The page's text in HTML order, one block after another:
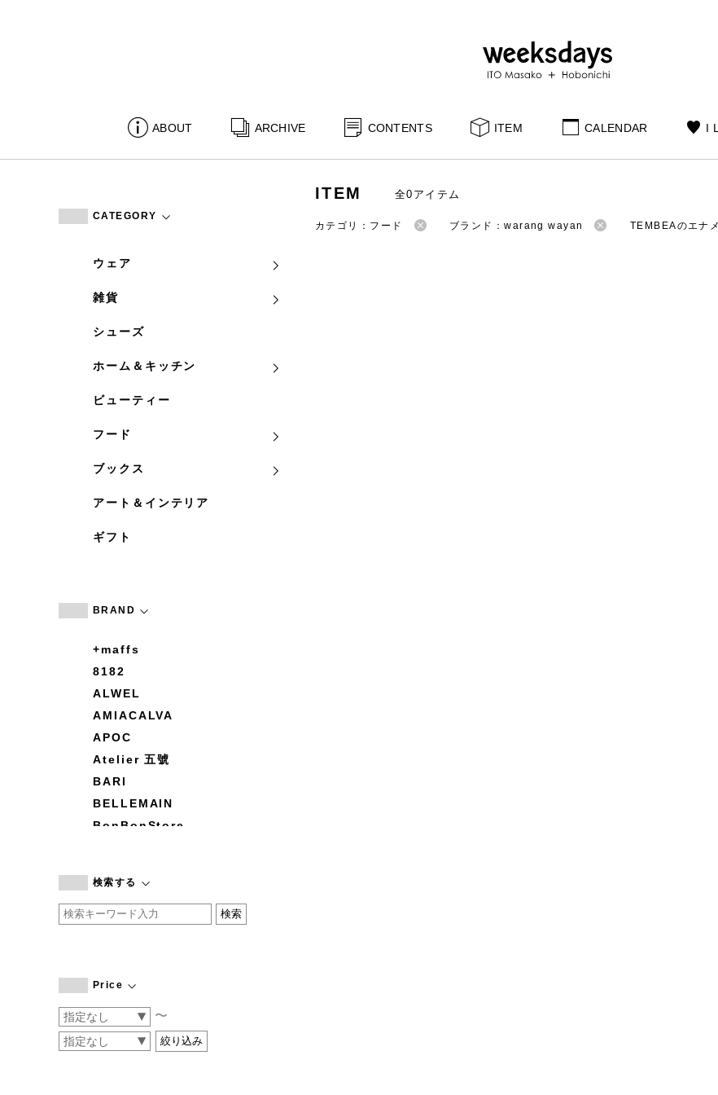
ABOUT ARCHIVE CONTENTS ITEM CALENDAR I
CATEGORY
ウェア
雑貨
シューズ
ホーム＆キッチン
ビューティー
フード
ブックス
アート＆インテリア
ギフト
BRAND
+maffs
8182
ALWEL
AMIACALVA
APOC
Atelier 五號
BARI
BELLEMAIN
BonBonStore
by basics
CATWORTH
COGTHEBIGSMOKE
CONVERSE
DEAN & DELUCA
検索する
Price
〜
ITEM 全0アイテム
カテゴリ：フード ブランド：warang wayan TEMBEAのエナ